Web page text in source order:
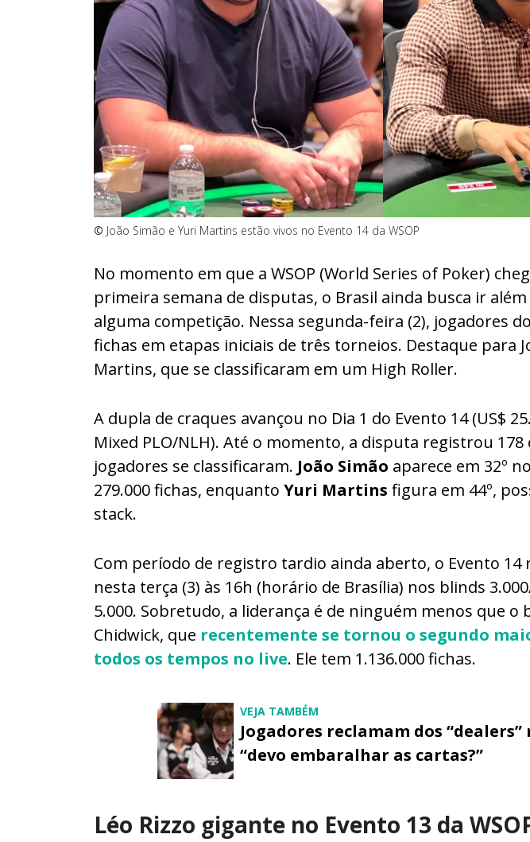
© João Simão e Yuri Martins estão vivos no Evento 14 da WSOP
No momento em que a WSOP (World Series of Poker)
primeira semana de disputas, o Brasil ainda busca ir além
alguma competição. Nessa segunda-feira (2), jogadores
fichas em etapas iniciais de três torneios. Destaque para
Martins, que se classificaram em um High Roller.
A dupla de craques avançou no Dia 1 do Evento 14 (US$
Mixed PLO/NLH). Até o momento, a disputa registrou 178
jogadores se classificaram. João Simão aparece em 32º
279.000 fichas, enquanto Yuri Martins figura em 44º,
stack.
Com período de registro tardio ainda aberto, o Evento 14
nesta terça (3) às 16h (horário de Brasília) nos blinds
5.000. Sobretudo, a liderança é de ninguém menos que o
Chidwick, que recentemente se tornou o segundo
todos os tempos no live. Ele tem 1.136.000 fichas.
VEJA TAMBÉM
Jogadores reclamam dos “dealers”
“devo embaralhar as cartas?”
Léo Rizzo gigante no Evento 13 da